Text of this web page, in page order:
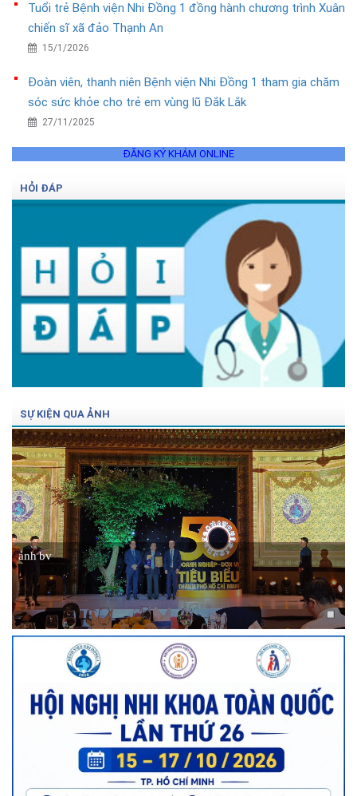
Tuổi trẻ Bệnh viện Nhi Đồng 1 đồng hành chương trình Xuân
chiến sĩ xã đảo Thạnh An
15/1/2026
Đoàn viên, thanh niên Bệnh viện Nhi Đồng 1 tham gia chăm
sóc sức khỏe cho trẻ em vùng lũ Đắk Lắk
27/11/2025
ĐĂNG KÝ KHÁM ONLINE
HỎI ĐÁP
SỰ KIỆN QUA ẢNH
ảnh bv